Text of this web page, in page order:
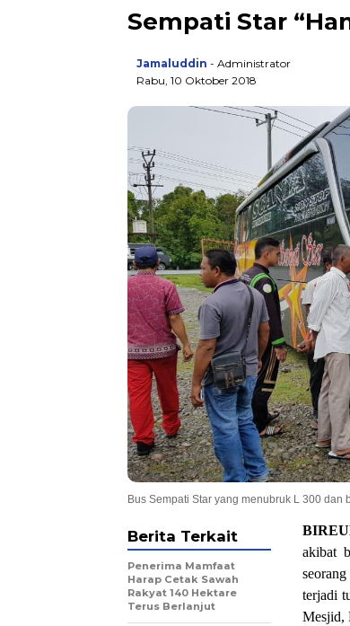
Sempati Star
Jamaluddin - Administrator
Rabu, 10 Oktober 2018
Bus Sempati Star yang menubruk L 300
akibat
terjadi
Mesjid,
Berita Terkait
Penerima Mamfaat
Harap Cetak Sawah
Rakyat 140 Hektare
Terus Berlanjut